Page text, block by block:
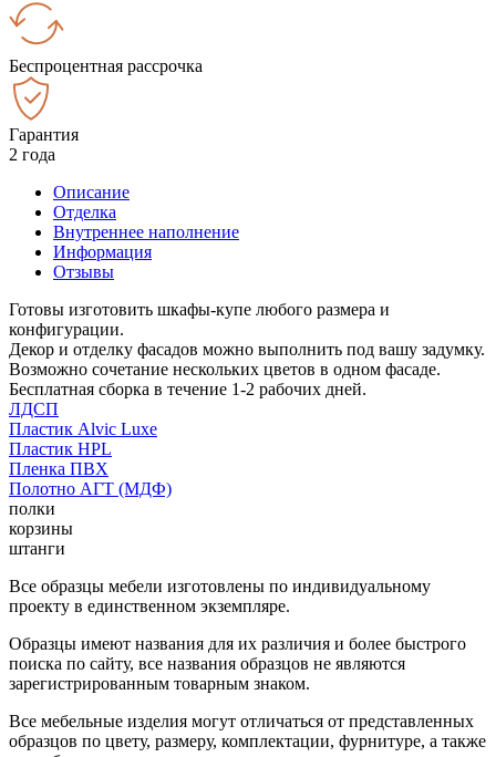
Беспроцентная рассрочка
Гарантия
2 года
Описание
Отделка
Внутреннее наполнение
Информация
Отзывы
Готовы изготовить шкафы-купе любого размера и
конфигурации.
Декор и отделку фасадов можно выполнить под вашу задумку.
Возможно сочетание нескольких цветов в одном фасаде.
Бесплатная сборка в течение 1-2 рабочих дней.
ЛДСП
Пластик Alvic Luxe
Пластик HPL
Пленка ПВХ
Полотно АГТ (МДФ)
полки
корзины
штанги
Все образцы мебели изготовлены по индивидуальному
проекту в единственном экземпляре.
Образцы имеют названия для их различия и более быстрого
поиска по сайту, все названия образцов не являются
зарегистрированным товарным знаком.
Все мебельные изделия могут отличаться от представленных
образцов по цвету, размеру, комплектации, фурнитуре, а также